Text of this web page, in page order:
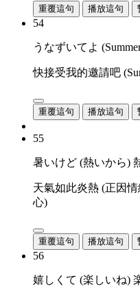
重覆這句 播放這句
54
うなずいてよ
快接受我的邀請吧
重覆這句 播放這句
55
暑いけど (熱いから)
天氣如此炎熱 (正因
心)
重覆這句 播放這句
56
嬉しくて (楽しいね)